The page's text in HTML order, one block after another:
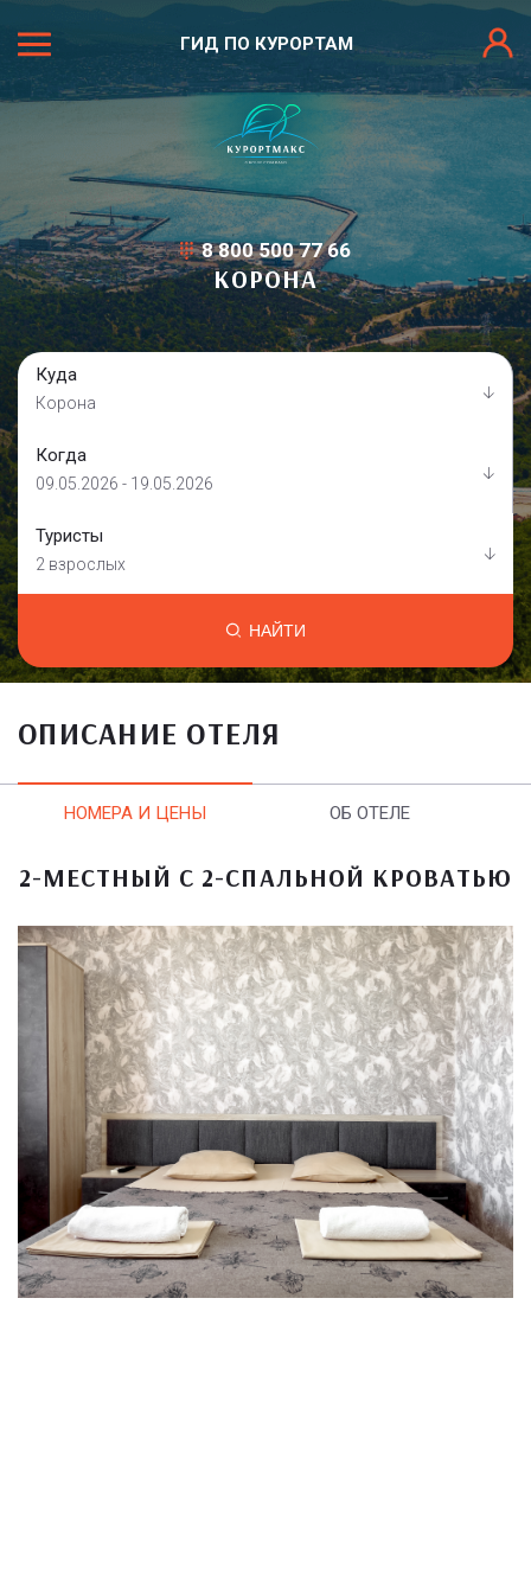
ГИД ПО КУРОРТАМ
8 800 500 77 66
КОРОНА
Куда
Корона
Когда
09.05.2026 - 19.05.2026
Туристы
2 взрослых
НАЙТИ
ОПИСАНИЕ ОТЕЛЯ
НОМЕРА И ЦЕНЫ ОБ ОТЕЛЕ
2-МЕСТНЫЙ С 2-СПАЛЬНОЙ КРОВАТЬЮ